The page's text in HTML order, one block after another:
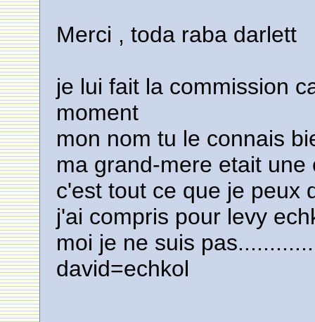
Merci , toda raba darlett
je lui fait la commission
moment
mon nom tu le connais
ma grand-mere etait
c'est tout ce que je peux
j'ai compris pour levy
moi je ne suis
david=echkol